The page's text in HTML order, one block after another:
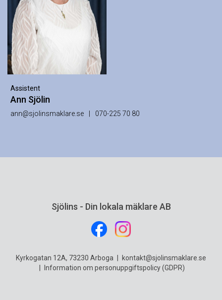
Assistent
Ann Sjölin
ann@sjolinsmaklare.se 070-225 70 80
Sjölins - Din lokala mäklare AB
Kyrkogatan 12A, 73230 Arboga
kontakt@sjolinsmaklare.se
Information om personuppgiftspolicy (GDPR)